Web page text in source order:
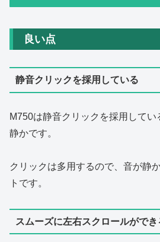
良い点
静音クリックを採用している
M750は静音クリックを採用して
静かです。
クリックは多用するので、音が静
トです。
スムーズに左右スクロールができ